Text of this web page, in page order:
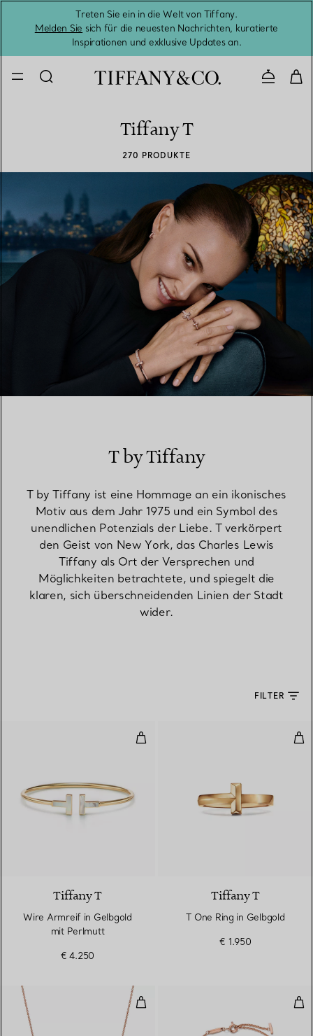
Treten Sie ein in die Welt von Tiffany.
Melden Sie sich für die neuesten Nachrichten, kuratierte
Inspirationen und exklusive Updates an.
Tiffany T
270 PRODUKTE
T by Tiffany
T by Tiffany ist eine Hommage an ein ikonisches
Motiv aus dem Jahr 1975 und ein Symbol des
unendlichen Potenzials der Liebe. T verkörpert
den Geist von New York, das Charles Lewis
Tiffany als Ort der Versprechen und
Möglichkeiten betrachtete, und spiegelt die
klaren, sich überschneidenden Linien der Stadt
wider.
FILTER
Wire Armreif in Gelbgold mit
Tiffany T
Wire Armreif in Gelbgold
mit Perlmutt
€ 4.250
T
Tiffany T
T One Ring in Gelbgold
€ 1.950
Smile Anhänger in Roségold